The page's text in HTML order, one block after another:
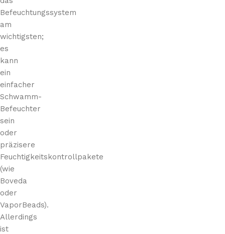
Befeuchtungssystem
am
wichtigsten;
es
kann
ein
einfacher
Schwamm-
Befeuchter
sein
oder
präzisere
Feuchtigkeitskontrollpakete
(wie
Boveda
oder
VaporBeads).
Allerdings
ist